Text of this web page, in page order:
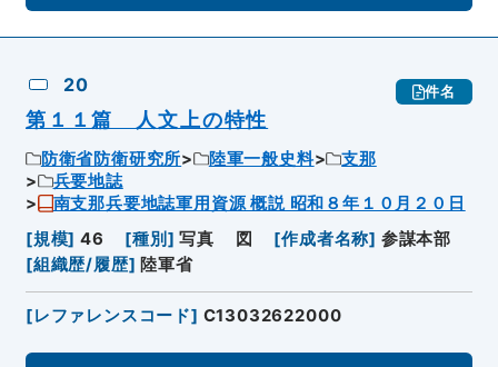
20 件名
第１１篇 人文上の特性
防衛省防衛研究所 陸軍一般史料
支那
兵要地誌
南支那兵要地誌軍用資源 概説 昭和８年１０月２０日
[規模] 46 [種別 ] 写真 図 [作成者名称] 参謀本部
[組織歴/履歴] 陸軍省
[レファレンスコード] C13032622000